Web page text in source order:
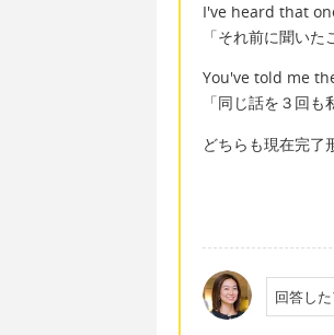
I've heard that
「それ前に聞いた
You've told me
「同じ話を３回
どちらも現在完了
回答し